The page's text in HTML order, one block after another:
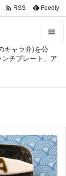
キャラ弁)を公
チプレート、ア


メニュ
サイド

次へ

検索
 RSS Feedly